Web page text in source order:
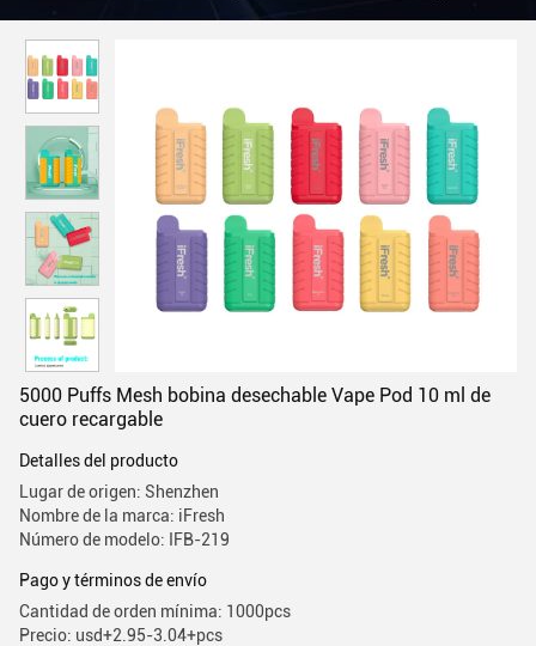
5000 Puffs Mesh bobina desechable Vape Pod 10 ml de
cuero recargable
Detalles del producto
Lugar de origen: Shenzhen
Nombre de la marca: iFresh
Número de modelo: IFB-219
Pago y términos de envío
Cantidad de orden mínima: 1000pcs
Precio: usd+2.95-3.04+pcs